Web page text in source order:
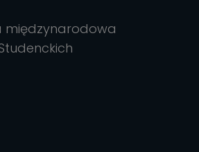
międzynarodowa